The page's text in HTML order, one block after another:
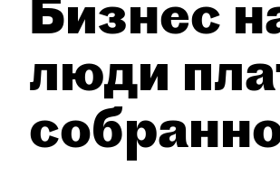
Бизнес
люди